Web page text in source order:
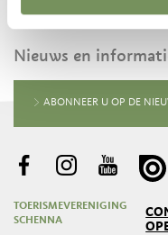
BLIJF OP
Nieuws en
ABONNEER U OP DE
TOERISMEVERENIGING
SCHENNA